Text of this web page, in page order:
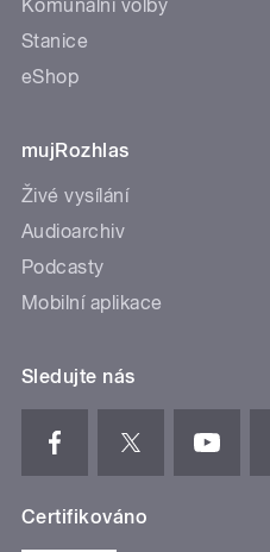
Komunální volby
Stanice
eShop
mujRozhlas
Živé vysílání
Audioarchiv
Podcasty
Mobilní aplikace
Sledujte nás
Certifikováno